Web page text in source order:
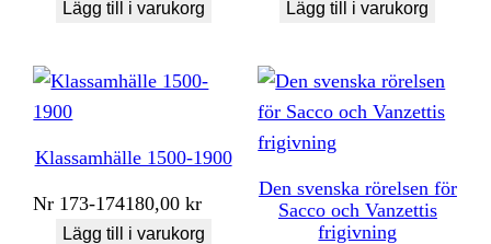
Lägg till i varukorg Lägg till i varukorg
Klassamhälle 1500-1900
Nr 173-174180,00kr
Lägg till i varukorg
Den svenska rörelsen för
Sacco och Vanzettis
frigivning